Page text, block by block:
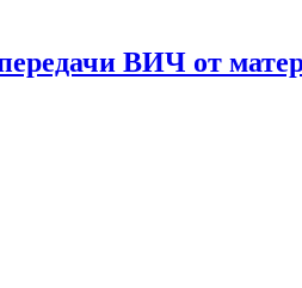
ВИЧ от